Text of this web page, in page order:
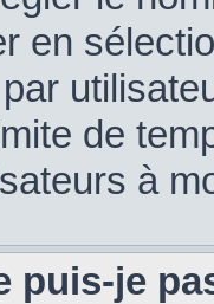
en
de
à
puis-je